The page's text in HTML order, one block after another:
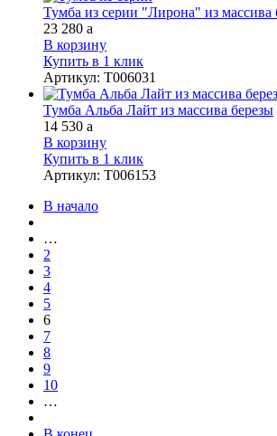
Тумба из серии "Лирона" из массива
23 280 a
В корзину
Купить в 1 клик
Артикул: Т006031
Тумба Альба Лайт из массива березы
14 530 a
В корзину
Купить в 1 клик
Артикул: Т006153
В начало
…
2
3
4
5
6
7
8
9
10
…